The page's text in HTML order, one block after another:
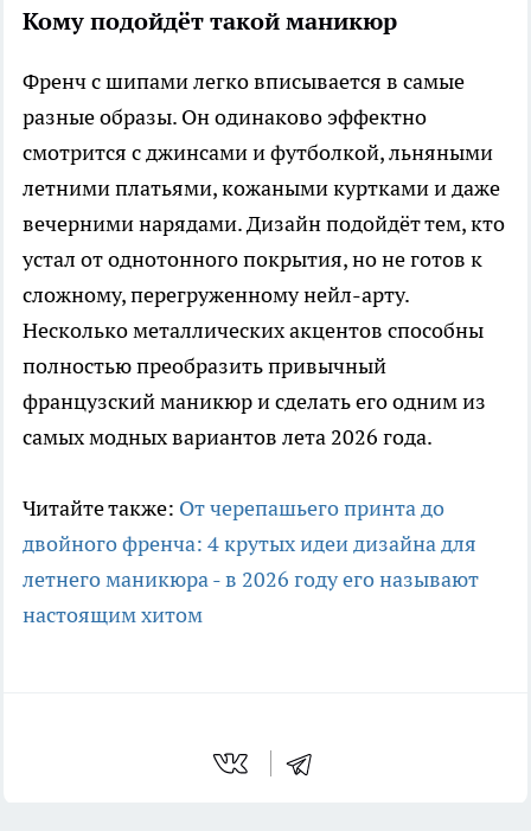
Кому подойдёт такой маникюр
Френч с шипами легко вписывается в самые
разные образы. Он одинаково эффектно
смотрится с джинсами и футболкой, льняными
летними платьями, кожаными куртками и даже
вечерними нарядами. Дизайн подойдёт тем, кто
устал от однотонного покрытия, но не готов к
сложному, перегруженному нейл-арту.
Несколько металлических акцентов способны
полностью преобразить привычный
французский маникюр и сделать его одним из
самых модных вариантов лета 2026 года.
Читайте также: От черепашьего принта до
двойного френча: 4 крутых идеи дизайна для
летнего маникюра - в 2026 году его называют
настоящим хитом